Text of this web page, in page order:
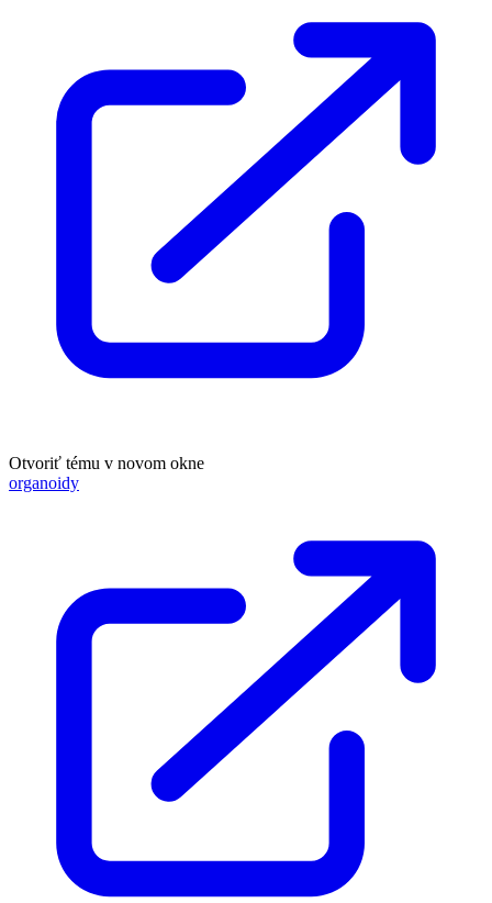
Otvoriť tému v novom okne
organoidy